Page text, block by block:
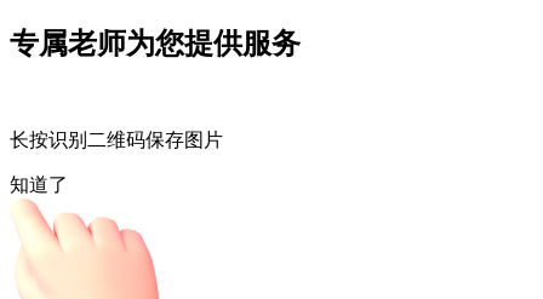
专属老师为您提供服务
长按识别二维码保存图片
知道了